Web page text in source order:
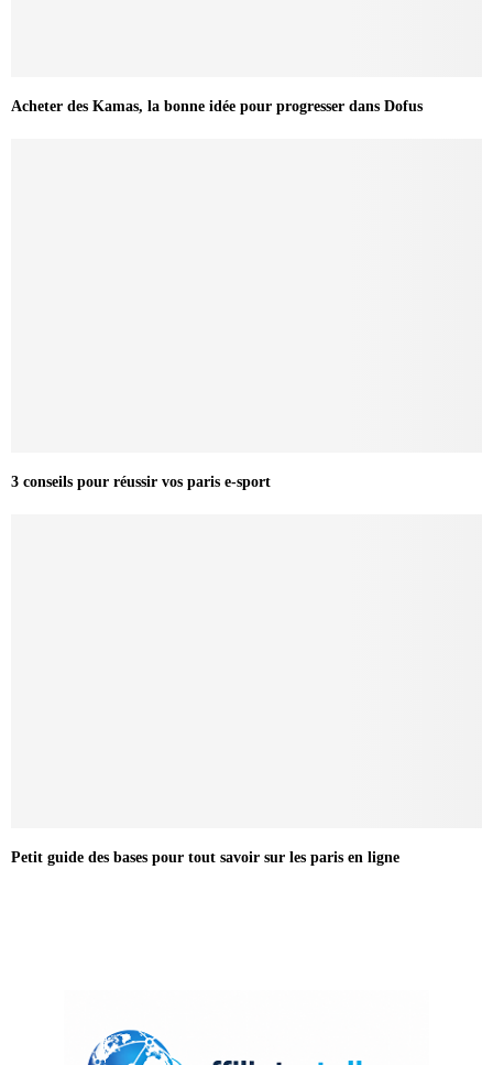
Acheter des Kamas, la bonne idée pour progresser dans Dofus
3 conseils pour réussir vos paris e-sport
Petit guide des bases pour tout savoir sur les paris en ligne